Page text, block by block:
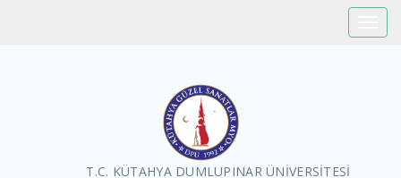
T.C. KÜTAHYA DUMLUPINAR ÜNİVERSİTESİ